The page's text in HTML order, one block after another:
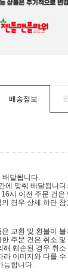
배송정보
배달됩니다.
에 맞춰 배달됩니다.
시 이전 주문 건은
경우 상세 하단
교환 및 환불이
주문 건은 취소
훼손된 경우 취
라 이미지와 다를
능합니다.